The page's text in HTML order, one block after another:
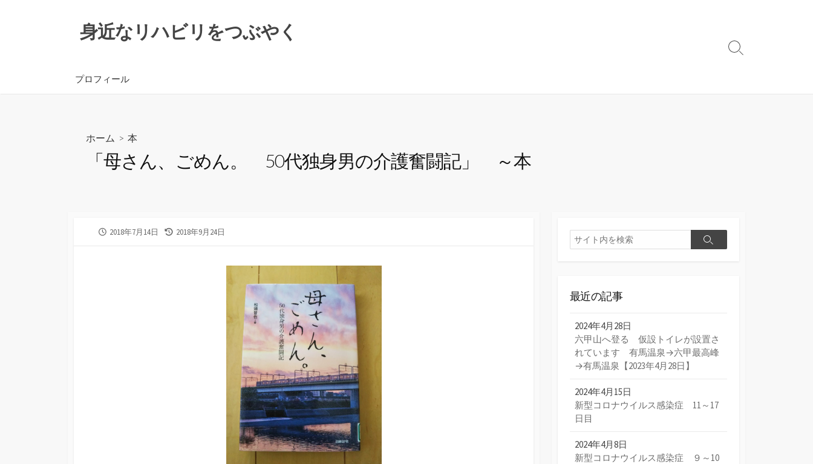
身近なリハビリをつぶやく
プロフィール
検
ホーム > 本
「母さん、ごめん。 50代独身男の介護奮闘記」 ～本
公
2018年7月14日
最
2018年9月24日
検
索
検
最近の記事
2024年4月28日
六甲山へ登る 仮設トイレが設置さ
れています 有馬温泉→六甲最高峰
→有馬温泉【2023年4月28日】
2024年4月15日
新型コロナウイルス感染症 11～17
日目
2024年4月8日
新型コロナウイルス感染症 ９～10